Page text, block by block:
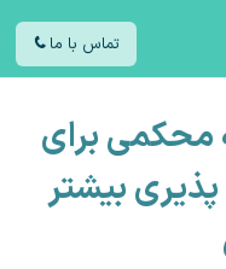
تماس با ما
محکمی برای
بیشتر